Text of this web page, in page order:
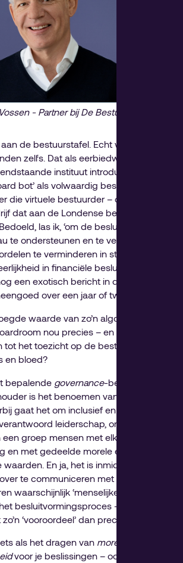
- Partner bij De Bestuurskamer
de bestuurstafel. Echt waar – bij de
zelfs. Dat als eerbiedwaardig en
instituut introduceerde april
bot’ als volwaardig bestuurslid. The
die virtuele bestuurder – de eerste in
dat aan de Londense beurs
las ik, ‘om de besluitvorming op
te ondersteunen en te verbeteren’,
te verminderen in strategische
in financiële besluitvorming te
een exotisch bericht in de pers,
over een jaar of twee.
waarde van zo’n algoritmische
nou precies – en hoe verhoudt
het toezicht op de bestuurders door
en bloed?
bepalende governance-beslissingen
is het benoemen van
gaat het om inclusief en
leiderschap, om het
groep mensen met elk een eigen
en met gedeelde morele en
En ja, het is inmiddels
te communiceren met bots. En
waarschijnlijk ‘menselijke
besluitvormingsproces – even los
‘vooroordeel’ dan precies inhoudt.
als het dragen van morele
voor je beslissingen – ook de minder